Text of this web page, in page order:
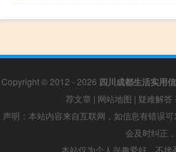
Copyright © 2012 - 2026 四川成都生活实用
荐文章 | 网站地图 | 疑难解答
声明：本站内容来自互联网，如信息有错误
会及时纠正
本站仅为个人兴趣爱好，不